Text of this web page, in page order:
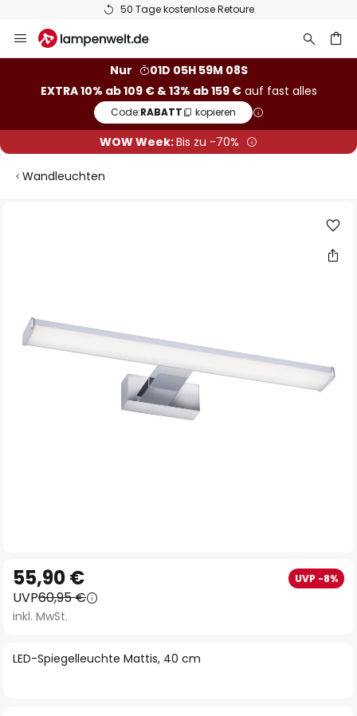
50 Tage kostenlose Retoure
Inhalt
Nur
01D 05H 59M 07S
EXTRA 10% ab 109 € & 13% ab 159 €auf fast alles
Code:RABATT kopieren
WOW Week:Bis zu -70%
Wandleuchten
Anfang
der
Bildgalerie
LED-Spiegelleuchte Mattis, 40 cm
55,90 € UVP -8%
UVP60,95 €
inkl. MwSt.